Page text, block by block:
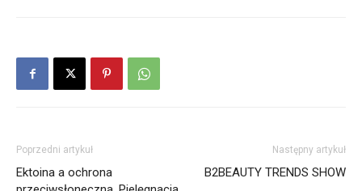
Poprzedni artykuł
Ektoina a ochrona
Następny artykuł
B2BEAUTY TRENDS SHOW